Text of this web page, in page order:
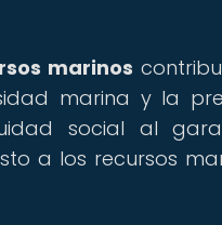
marinos
marina y la
social al
a los recursos